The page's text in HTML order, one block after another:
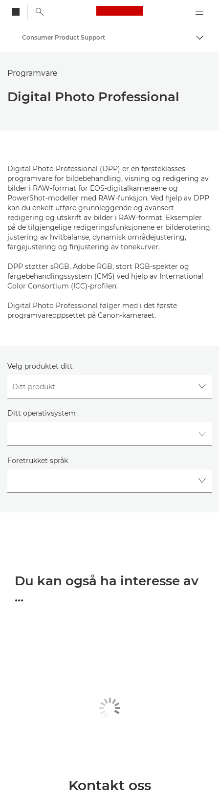
Canon Logo, back
Consumer Product Support
Programvare
Digital Photo Professional
Digital Photo Professional (DPP) er en førsteklasses
programvare for bildebehandling, visning og redigering av
bilder i RAW-format for EOS-digitalkameraene og
PowerShot-modeller med RAW-funksjon. Ved hjelp av DPP
kan du enkelt utføre grunnleggende og avansert
redigering og utskrift av bilder i RAW-format. Eksempler
på de tilgjengelige redigeringsfunksjonene er bilderotering,
justering av hvitbalanse, dynamisk områdejustering,
fargejustering og finjustering av tonekurver.
DPP støtter sRGB, Adobe RGB, stort RGB-spekter og
fargebehandlingssystem (CMS) ved hjelp av International
Color Consortium (ICC)-profilen.
Digital Photo Professional følger med i det første
programvareoppsettet på Canon-kameraet.
Velg produktet ditt
Ditt operativsystem
Foretrukket språk
Du kan også ha interesse av
...
Kontakt oss